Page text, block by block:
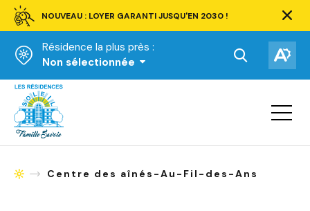
NOUVEAU : LOYER GARANTI JUSQU'EN 2030 !
barre
Résidence la plus près :
Non sélectionnée
Ouvrir
la
recherche.
la
Accueil
Ouvrir
la
AccueilCentre des aînés-Au-Fil-des-Ans